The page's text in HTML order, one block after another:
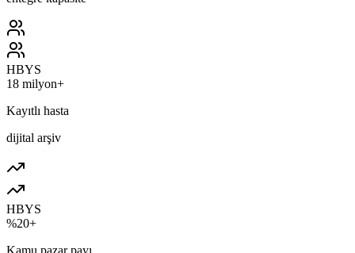
HBYS
18 milyon+
Kayıtlı hasta
dijital arşiv
HBYS
%20+
Kamu pazar payı